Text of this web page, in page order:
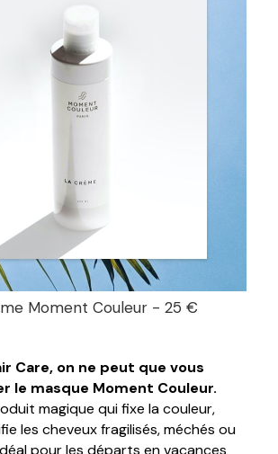
Moment Couleur - 25 €
Care, on ne peut que vous
le masque Moment Couleur.
magique qui fixe la couleur,
les cheveux fragilisés, méchés ou